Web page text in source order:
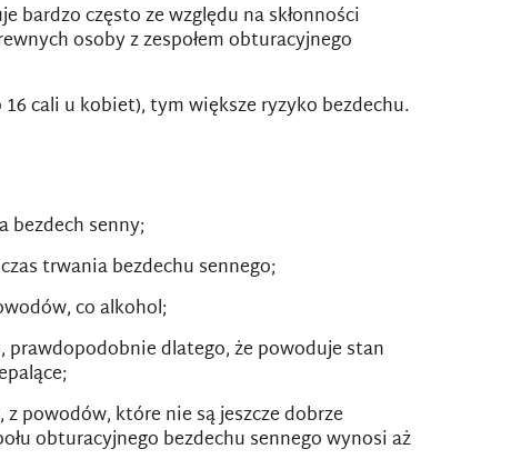
bardzo często ze względu na skłonności
osoby z zespołem obturacyjnego
cali u kobiet), tym większe ryzyko bezdechu.
bezdech senny;
trwania bezdechu sennego;
co alkohol;
prawdopodobnie dlatego, że powoduje stan
powodów, które nie są jeszcze dobrze
obturacyjnego bezdechu sennego wynosi aż